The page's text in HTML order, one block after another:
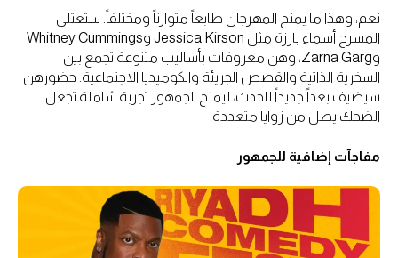
نعم، وهذا ما يمنح المهرجان طابعاً متوازناً ومختلفاً. ستعتلي
المسرح أسماء بارزة مثل Jessica Kirson وWhitney Cummings
وZarna Garg، وهن معروفات بأساليب متنوعة تجمع بين
السخرية الذاتية والقصص الجريئة والكوميديا الاجتماعية. حضورهن
سيضيف بعداً جديداً للحدث، ليمنح الجمهور تجربة شاملة تجعل
الضحك يصل من زوايا متعددة.
مفاجآت إضافية للجمهور